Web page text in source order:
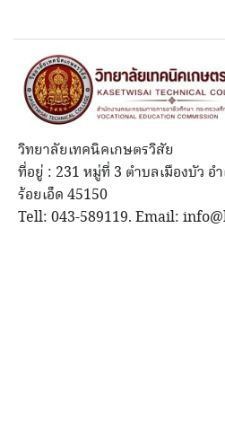
วิทยาลัยเทคนิคเกษตรวิสัย
ที่อยู่ : 231 หมู่ที่ 3 ตำบลเมืองบัว อ
ร้อยเอ็ด 45150
Tell: 043-589119. Email: